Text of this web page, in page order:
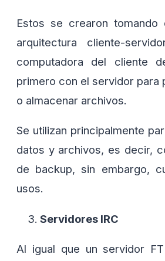
Estos se crearon tomando
arquitectura cliente-
computadora del cliente
primero con el servidor para
o almacenar archivos.
Se utilizan principalmente
datos y archivos, es decir,
de backup, sin embargo,
usos.
Servidores IRC
Al igual que un servidor